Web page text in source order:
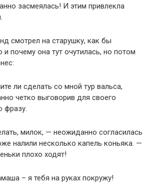
засмеялась! И этим привлекла
смотрел на старушку, как бы
и почему она тут очутилась, но потом
ли сделать со мной тур вальса,
четко выговорив для своего
фразу.
милок, — неожиданно согласилась
налили несколько капель коньяка. —
плохо ходят!
– я тебя на руках покружу!